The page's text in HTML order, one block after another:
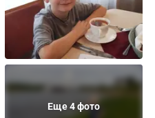
Еще 4 фото